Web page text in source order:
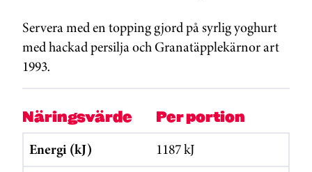
Servera med en topping gjord på syrlig yoghurt
med hackad persilja och Granatäpplekärnor art
1993.
Näringsvärde Per portion
Energi (kJ)
1187 kJ